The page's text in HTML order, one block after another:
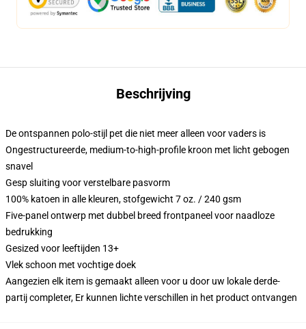
Beschrijving
De ontspannen polo-stijl pet die niet meer alleen voor vaders is
Ongestructureerde, medium-to-high-profile kroon met licht gebogen
snavel
Gesp sluiting voor verstelbare pasvorm
100% katoen in alle kleuren, stofgewicht 7 oz. / 240 gsm
Five-panel ontwerp met dubbel breed frontpaneel voor naadloze
bedrukking
Gesized voor leeftijden 13+
Vlek schoon met vochtige doek
Aangezien elk item is gemaakt alleen voor u door uw lokale derde-
partij completer, Er kunnen lichte verschillen in het product ontvangen